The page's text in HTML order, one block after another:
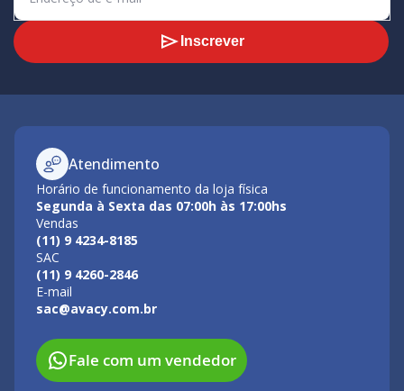
Inscrever
Atendimento
Horário de funcionamento da loja física
Segunda à Sexta das 07:00h às 17:00hs
Vendas
(11) 9 4234-8185
SAC
(11) 9 4260-2846
E-mail
sac@avacy.com.br
Fale com um vendedor